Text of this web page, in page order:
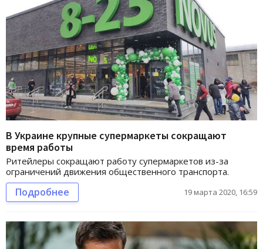
В Украине крупные супермаркеты сокращают
время работы
Ритейлеры сокращают работу супермаркетов из-за
ограничений движения общественного транспорта.
Подробнее 19 марта 2020, 16:59